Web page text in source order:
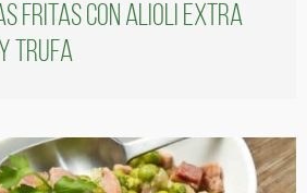
fritas con alioli extra
y trufa